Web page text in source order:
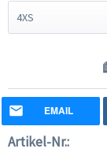
EMAIL
Artikel-Nr.: